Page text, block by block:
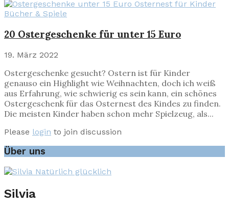
Bücher & Spiele
20 Ostergeschenke für unter 15 Euro
19. März 2022
Ostergeschenke gesucht? Ostern ist für Kinder
genauso ein Highlight wie Weihnachten, doch ich weiß
aus Erfahrung, wie schwierig es sein kann, ein schönes
Ostergeschenk für das Osternest des Kindes zu finden.
Die meisten Kinder haben schon mehr Spielzeug, als...
Please login to join discussion
Über uns
Silvia